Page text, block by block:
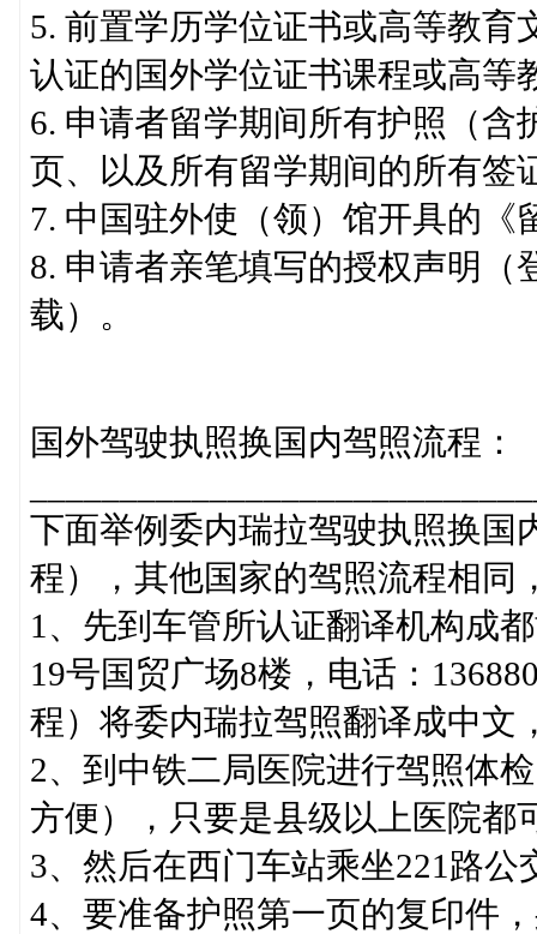
5. 前置学历学位证书或高等教
认证的国外学位证书课程或高等
6. 申请者留学期间所有护照（
页、以及所有留学期间的所有签
7. 中国驻外使（领）馆开具的
8. 申请者亲笔填写的授权声明（
载）。
国外驾驶执照换国内驾照流程：
下面举例委内瑞拉驾驶执照换国
程），其他国家的驾照流程相同
1、先到车管所认证翻译机构成
19号国贸广场8楼，电话：
程）将委内瑞拉驾照翻译成中文
2、到中铁二局医院进行驾照体
方便），只要是县级以上医院都
3、然后在西门车站乘坐221路
4、要准备护照第一页的复印件